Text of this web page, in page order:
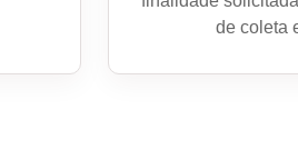
de coleta